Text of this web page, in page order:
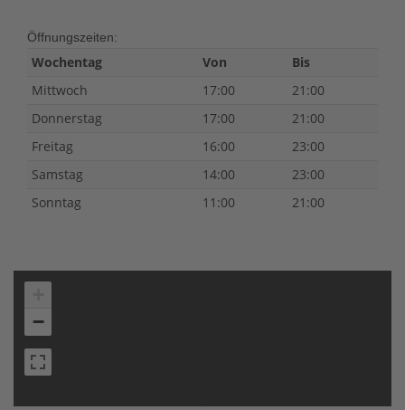
Öffnungszeiten:
Wochentag Von
Bis
Mittwoch
17:00
21:00
Donnerstag
17:00
21:00
Freitag
16:00
23:00
Samstag
14:00
23:00
Sonntag
11:00 21:00
−